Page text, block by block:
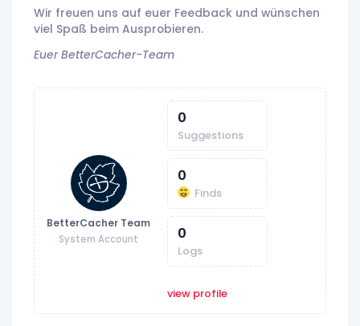
Wir freuen uns auf euer Feedback und wünschen
viel Spaß beim Ausprobieren.
Euer BetterCacher-Team
BetterCacher Team
System Account
0
Suggestions
0
Finds
0
Logs
view profile